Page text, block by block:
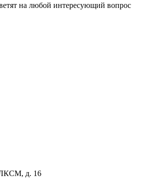
на любой интересующий вопрос
д. 16